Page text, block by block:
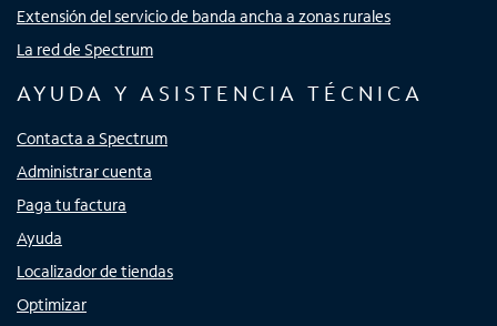
Extensión del servicio de banda ancha a zonas rurales
La red de Spectrum
AYUDA Y ASISTENCIA TÉCNICA
Contacta a Spectrum
Administrar cuenta
Paga tu factura
Ayuda
Localizador de tiendas
Optimizar